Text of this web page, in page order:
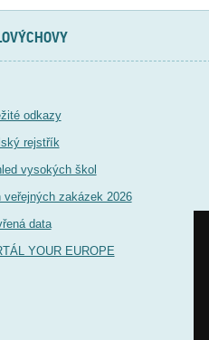
odkazy
rejstřík
vysokých škol
veřejných zakázek 2026
data
YOUR EUROPE